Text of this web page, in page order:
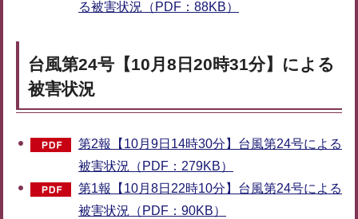
る被害状況（PDF：88KB）
台風第24号【10月8日20時31分】による
被害状況
第2報【10月9日14時30分】台風第24号による
被害状況（PDF：279KB）
第1報【10月8日22時10分】台風第24号による
被害状況（PDF：90KB）